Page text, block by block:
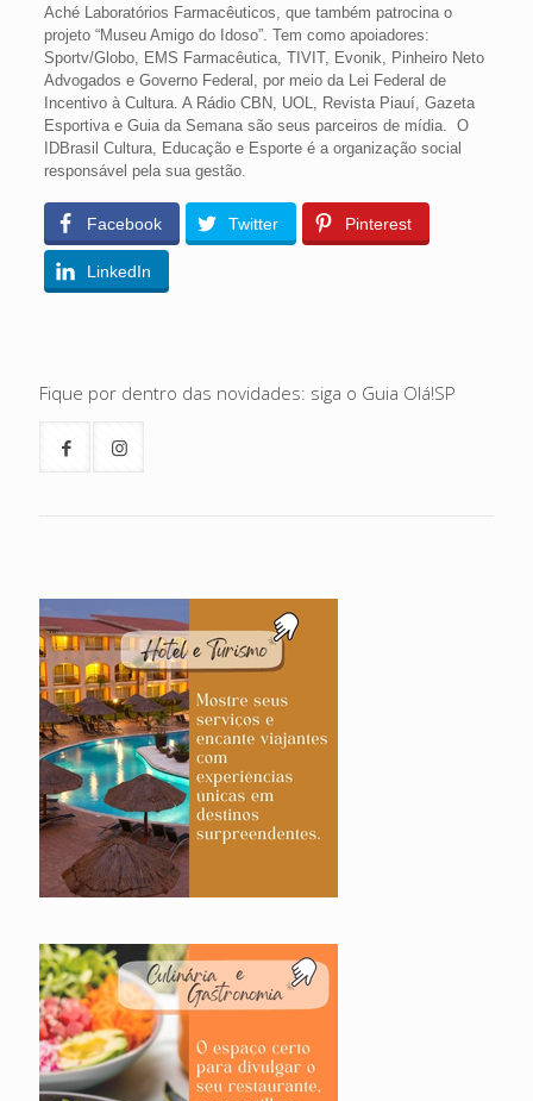
Aché Laboratórios Farmacêuticos, que também patrocina o
projeto “Museu Amigo do Idoso”. Tem como apoiadores:
Sportv/Globo, EMS Farmacêutica, TIVIT, Evonik, Pinheiro Neto
Advogados e Governo Federal, por meio da Lei Federal de
Incentivo à Cultura. A Rádio CBN, UOL, Revista Piauí, Gazeta
Esportiva e Guia da Semana são seus parceiros de mídia. O
IDBrasil Cultura, Educação e Esporte é a organização social
responsável pela sua gestão.
Facebook Twitter Pinterest
LinkedIn
Fique por dentro das novidades: siga o Guia Olá!SP